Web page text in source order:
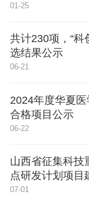
01-25
共计230项，“科
选结果公示
06-21
2024年度华夏
合格项目公示
06-22
山西省征集科技
点研发计划项目
07-01